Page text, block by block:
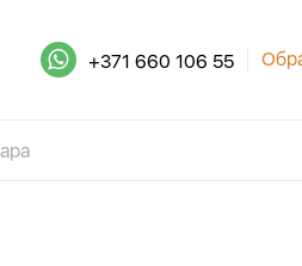
+371 660 106 55